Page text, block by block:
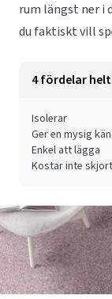
rum längst ner i
du faktiskt vill
4 fördelar
Isolerar
Ger en mysig
Enkel att lägga
Kostar inte